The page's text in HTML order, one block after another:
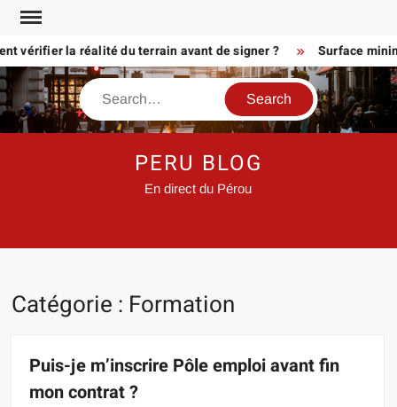
Skip
contentla réalité du terrain avant de signer ? Surface
Search
PERU BLOG
En direct du Pérou
Catégorie : Formation
Puis-je m’inscrire Pôle emploi avant fin
mon contrat ?